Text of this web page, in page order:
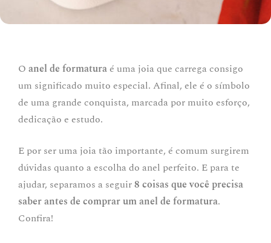
O anel de formatura é uma joia que carrega consigo
um significado muito especial. Afinal, ele é o símbolo
de uma grande conquista, marcada por muito esforço,
dedicação e estudo.
E por ser uma joia tão importante, é comum surgirem
dúvidas quanto a escolha do anel perfeito. E para te
ajudar, separamos a seguir8 coisas que você precisa
saber antes de comprar um anel de formatura.
Confira!